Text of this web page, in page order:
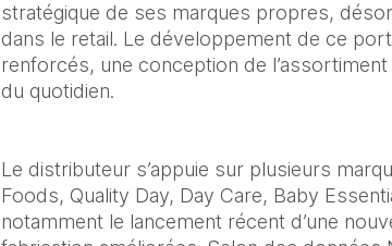
stratégique de ses marques propres,
dans le retail. Le développement de ce
renforcés, une conception de
du quotidien.
Le distributeur s’appuie sur plusieurs
Foods, Quality Day, Day Care, Baby
notamment le lancement récent d’une